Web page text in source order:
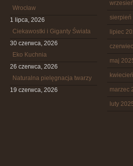
Wrocław
1 lipca, 2026
Ciekawostki i Giganty Świata
30 czerwca, 2026
Eko Kuchnia
26 czerwca, 2026
Naturalna pielęgnacja twarzy
19 czerwca, 2026
sierpień
lipiec
maj
marzec
luty